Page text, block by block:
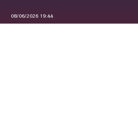
08/06/2026 19:44